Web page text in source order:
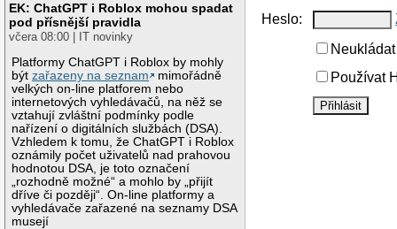
EK: ChatGPT i Roblox mohou spadat
pod přísnější pravidla
včera 08:00 | IT novinky
Platformy ChatGPT i Roblox by mohly
býtzařazeny na seznam
mimořádně
velkých on-line platforem nebo
internetových vyhledávačů, na něž se
vztahují zvláštní podmínky podle
nařízení o digitálních službách (DSA).
Vzhledem k tomu, že ChatGPT i Roblox
oznámily počet uživatelů nad prahovou
hodnotou DSA, je toto označení
„rozhodně možné“ a mohlo by „přijít
dříve či později“. On-line platformy a
vyhledávače zařazené na seznamy DSA
musejí
Heslo:
Používat